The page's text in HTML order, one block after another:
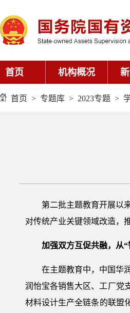
首页 机构概况
首页 > 专题库 > 2023专题 >
第二批主题教育开展以
对传统产业关键领域改造，
加强双方互促共融，从
在主题教育中，中国华
润怡宝各销售大区、工厂党
材料设计生产全链条的联盟